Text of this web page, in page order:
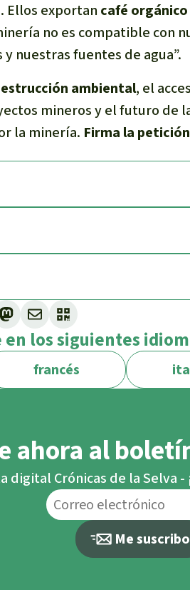
Ellos exportan café orgánico
no es compatible con
nuestras fuentes de agua”.
ambiental, el
mineros y el futuro de
la minería. Firma la
los siguientes
francés
ahora al
digital Crónicas de la Selva
Me suscribo